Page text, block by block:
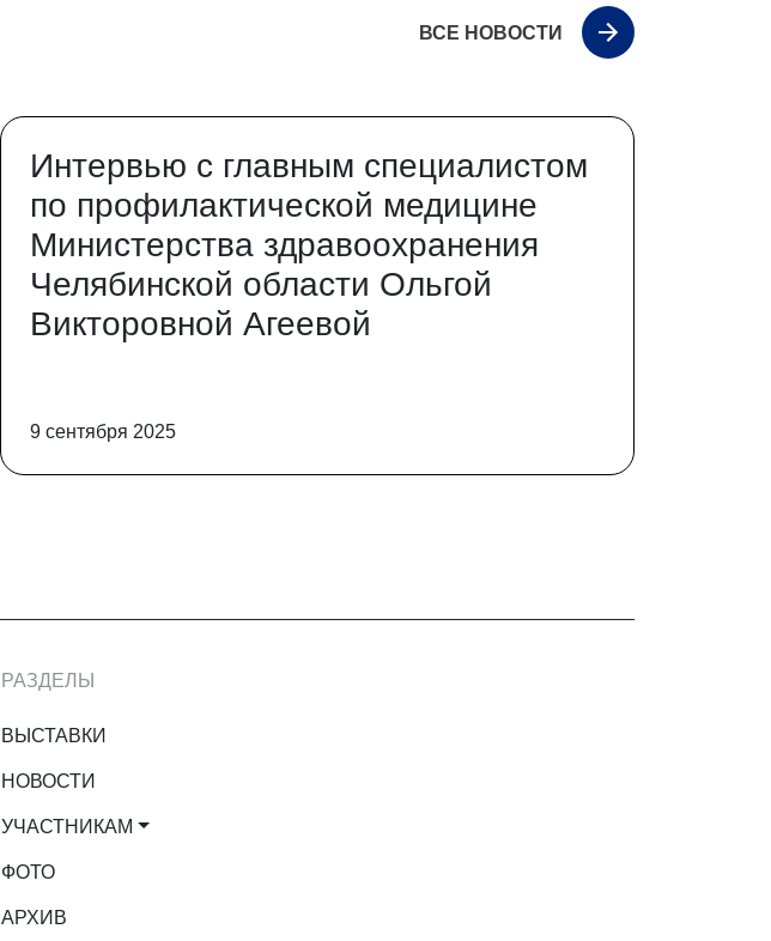
ВСЕ НОВОСТИ
Интервью с главным специалистом
по профилактической медицине
Министерства здравоохранения
Челябинской области Ольгой
Викторовной Агеевой
9 сентября 2025
РАЗДЕЛЫ
ВЫСТАВКИ
НОВОСТИ
УЧАСТНИКАМ
ФОТО
АРХИВ